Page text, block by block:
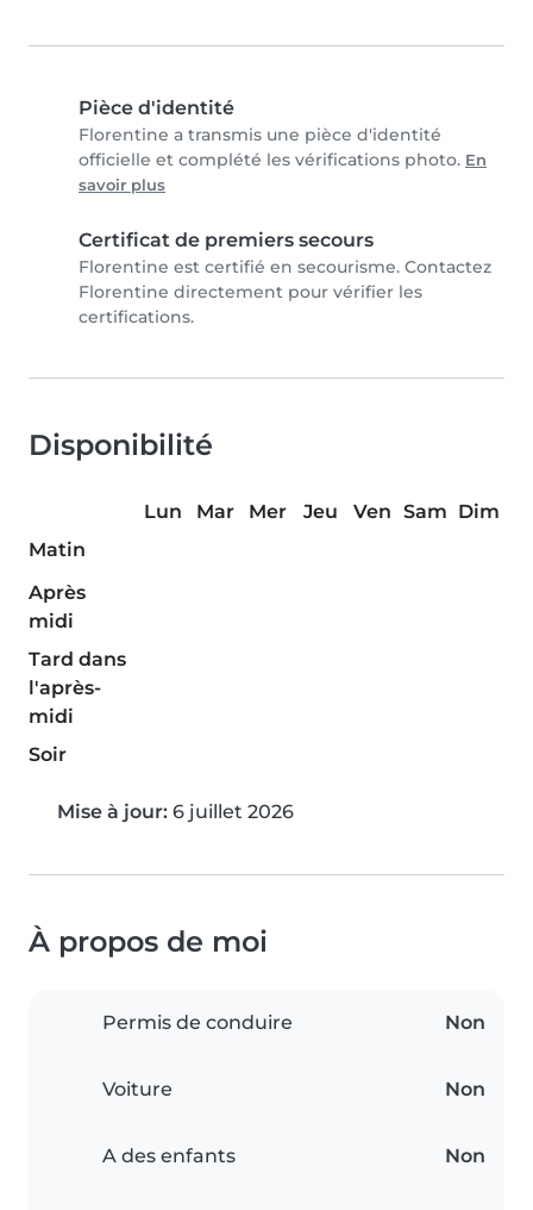
Pièce d'identité
Florentine a transmis une pièce d'identité
officielle et complété les vérifications photo. En
savoir plus
Certificat de premiers secours
Florentine est certifié en secourisme. Contactez
Florentine directement pour vérifier les
certifications.
Disponibilité
Lun Mar Mer Jeu Ven Sam Dim
Matin
Après
midi
Tard dans
l'après-
midi
Soir
Mise à jour: 6 juillet 2026
À propos de moi
Permis de conduire Non
Voiture Non
A des enfants Non